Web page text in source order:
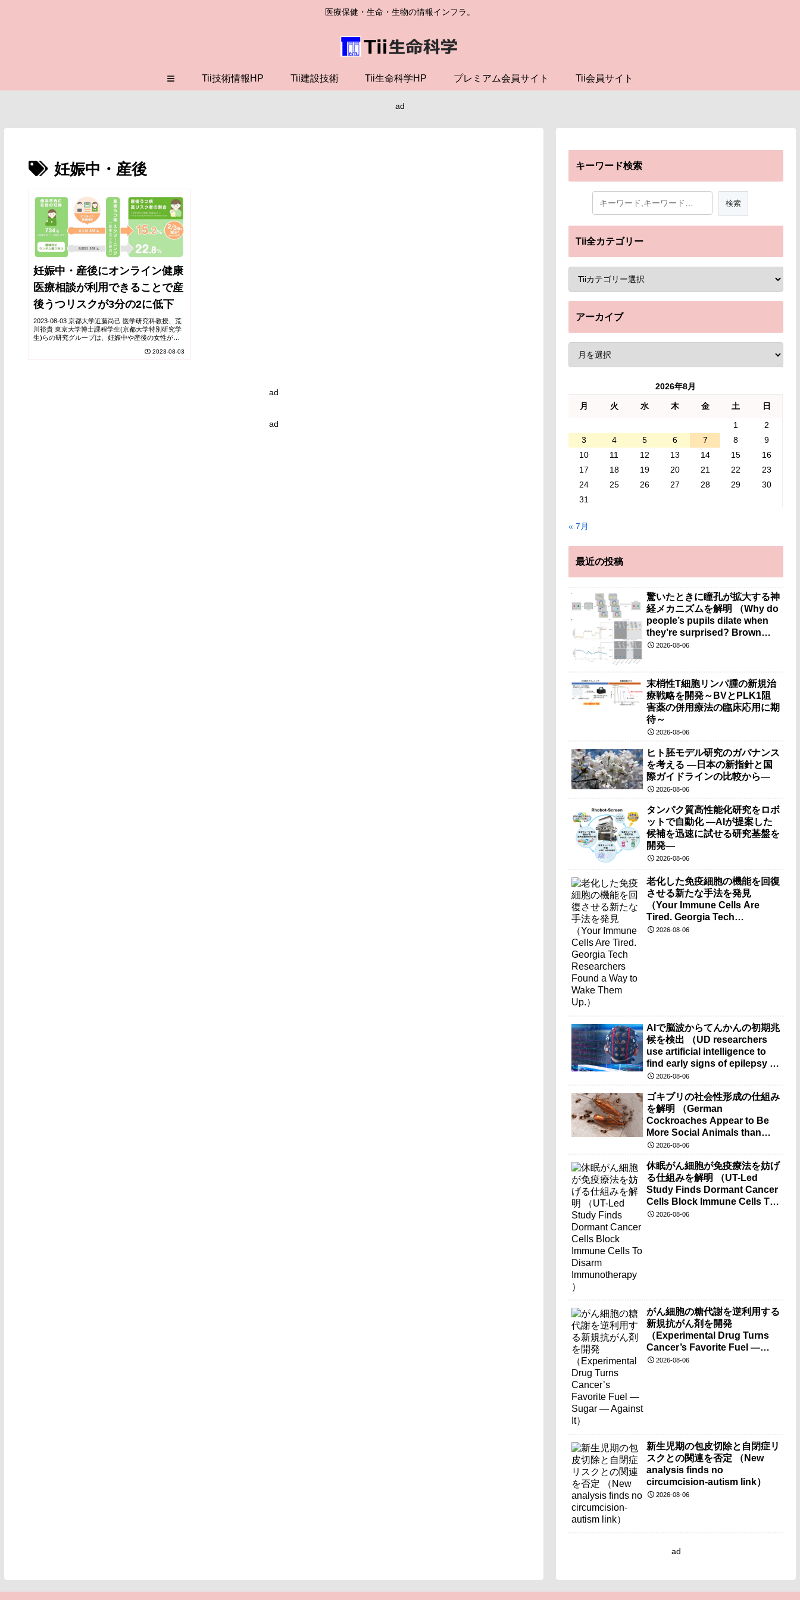
医療保健・生命・生物の情報インフラ。
≡ Tii技術情報HP Tii建設技術 Tii生命科学HP プレミアム会員サイト Tii会員サイト
ad
妊娠中・産後
妊娠中・産後にオンライン健康
医療相談が利用できることで産
後うつリスクが3分の2に低下
2023-08-03 京都大学近藤尚己 医学研究科教授、荒
川裕貴 東京大学博士課程学生(京都大学特別研究学
生)らの研究グループは、妊娠中や産後の女性が子
ンを用いて産婦人科医・小児科医・助産師に相...
2023-08-03
ad
ad
キーワード検索
Tii全カテゴリー
アーカイブ
2026年8月
月 火 水 木 金 土
日
1
2
3
4 5 6 7 8
9
10
11 12 13 14 15
16
17
18 19 20 21 22
23
24
25 26 27 28 29
30
31
« 7月
最近の投稿
驚いたときに瞳孔が拡大する神
経メカニズムを解明 （Why do
people’s pupils dilate when
they’re surprised? Brown
researchers explain）
2026-08-06
末梢性T細胞リンパ腫の新規治
療戦略を開発～BVとPLK1阻
害薬の併用療法の臨床応用に期
待～
2026-08-06
ヒト胚モデル研究のガバナンス
を考える ―日本の新指針と国
際ガイドラインの比較から―
2026-08-06
タンパク質高性能化研究をロボ
ットで自動化 ―AIが提案した
候補を迅速に試せる研究基盤を
開発―
2026-08-06
老化した免疫細胞の機能を回復
させる新たな手法を発見
（Your Immune Cells Are
Tired. Georgia Tech
Researchers Found a Way to
2026-08-06
AIで脳波からてんかんの初期兆
候を検出 （UD researchers
use artificial intelligence to
find early signs of epilepsy in
brain-wave recordings）
2026-08-06
ゴキブリの社会性形成の仕組み
を解明 （German
Cockroaches Appear to Be
More Social Animals than
Previously Thought）
2026-08-06
休眠がん細胞が免疫療法を妨げ
る仕組みを解明 （UT-Led
Study Finds Dormant Cancer
Cells Block Immune Cells To
Disarm Immunotherapy）
2026-08-06
がん細胞の糖代謝を逆利用する
新規抗がん剤を開発
（Experimental Drug Turns
Cancer’s Favorite Fuel —
Sugar — Against It）
2026-08-06
新生児期の包皮切除と自閉症リ
スクとの関連を否定 （New
analysis finds no
circumcision-autism link）
2026-08-06
ad